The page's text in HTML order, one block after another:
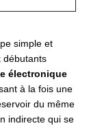
simple et
débutants
électronique
à la fois une
du même
indirecte qui se